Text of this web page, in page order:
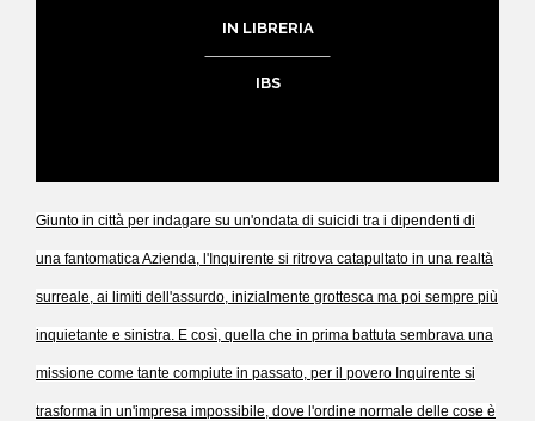
IN LIBRERIA
IBS
Giunto in città per indagare su un'ondata di suicidi tra i dipendenti di
una fantomatica Azienda, l'Inquirente si ritrova catapultato in una realtà
surreale, ai limiti dell'assurdo, inizialmente grottesca ma poi sempre più
inquietante e sinistra. E così, quella che in prima battuta sembrava una
missione come tante compiute in passato, per il povero Inquirente si
trasforma in un'impresa impossibile, dove l'ordine normale delle cose è